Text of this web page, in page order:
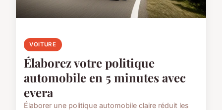
VOITURE
Élaborez votre politique
automobile en 5 minutes avec
evera
Élaborer une politique automobile claire réduit les